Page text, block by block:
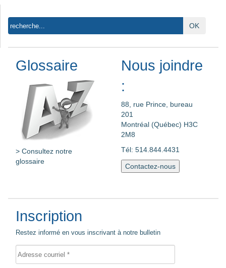
OK
Glossaire
> Consultez notre
glossaire
Nous joindre
:
88, rue Prince, bureau
201
Montréal (Québec) H3C
2M8
Tél: 514.844.4431
Contactez-nous
Inscription
Restez informé en vous inscrivant à notre bulletin